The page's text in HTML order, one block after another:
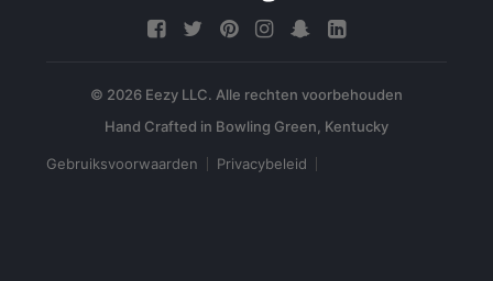
© 2026 Eezy LLC. Alle rechten voorbehouden
Gebruiksvoorwaarden Privacybeleid